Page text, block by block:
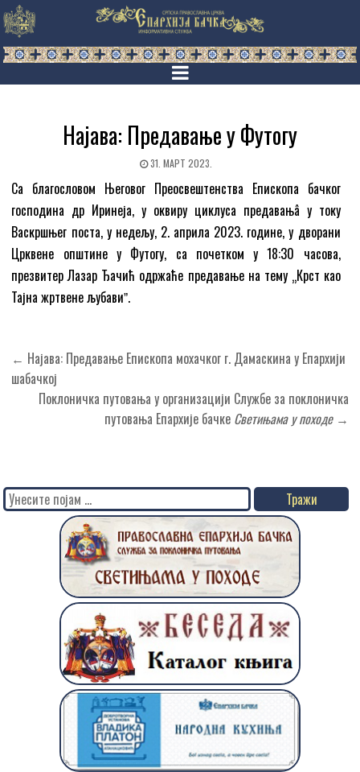
Најава: Предавање у Футогу
31. МАРТ 2023.
Са благословом Његовог Преосвештенства Епископа бачког
господина др Иринеја, у оквиру циклуса предавањâ у току
Васкршњег поста, у недељу, 2. априла 2023. године, у дворани
Црквене општине у Футогу, са почетком у 18:30 часова,
презвитер Лазар Ђачић одржаће предавање на тему „Крст као
Тајна жртвене љубавиˮ.
Кретање
чланка
← Најава: Предавање Епископа мохачког г. Дамаскина у Епархији
шабачкој
Поклоничка путовања у организацији Службе за поклоничка
путовања Епархије бачке Светињама у походе→
Search
for: